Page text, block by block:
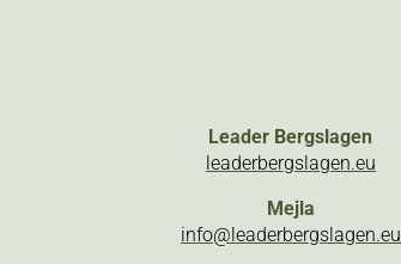
Leader Bergslagen
leaderbergslagen.eu
Mejla
info@leaderbergslagen.eu